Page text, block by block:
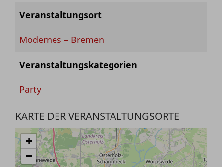
Veranstaltungsort
Modernes – Bremen
Veranstaltungskategorien
Party
KARTE DER VERANSTALTUNGSORTE
+
−